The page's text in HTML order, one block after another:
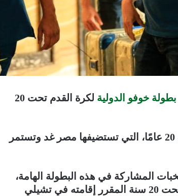
بطولة خوفو الدولية
لكرة القدم تحت 20
وتنطلق بطولة خوفو الدولية لكرة القدم تحت 20 عامًا، التي تستضيفها مصر غد وتستمر
المشاركة في هذه البطولة الهامة،
التي تُعد محطة تحضيرية بارزة لكأس العالم تحت 20 سنة المقرر إقامته في تشيلي